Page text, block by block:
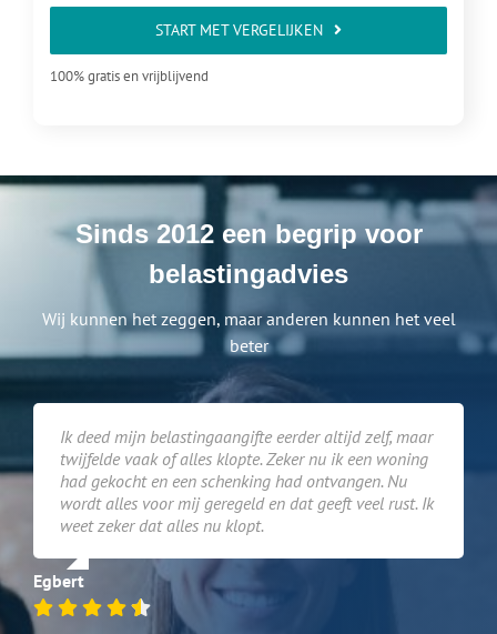
START MET VERGELIJKEN
100% gratis en vrijblijvend
Sinds 2012 een begrip voor
belastingadvies
Wij kunnen het zeggen, maar anderen kunnen het veel
beter
Ik deed mijn belastingaangifte eerder altijd zelf, maar
twijfelde vaak of alles klopte. Zeker nu ik een woning
had gekocht en een schenking had ontvangen. Nu
wordt alles voor mij geregeld en dat geeft veel rust. Ik
weet zeker dat alles nu klopt.
Egbert